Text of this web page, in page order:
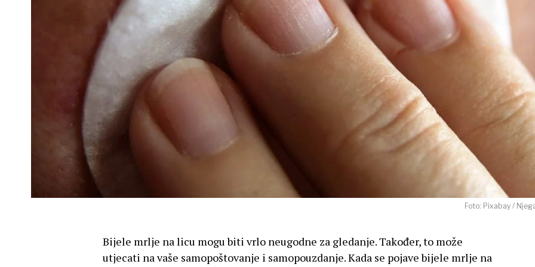
Foto: Pixabay /
Bijele mrlje na licu mogu biti vrlo neugodne za gledanje. Također, to može
utjecati na vaše samopoštovanje i samopouzdanje. Kada se pojave bijele mrlje na